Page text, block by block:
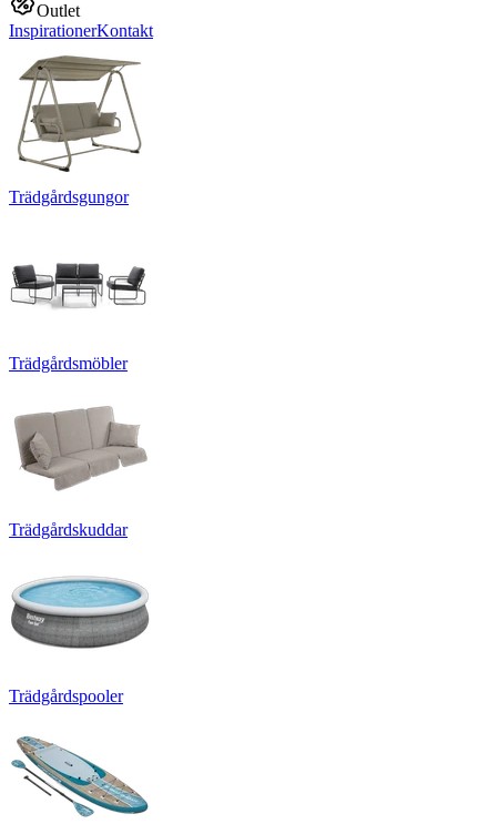
Outlet
InspirationerKontakt
Trädgårdsgungor
Trädgårdsmöbler
Trädgårdskuddar
Trädgårdspooler